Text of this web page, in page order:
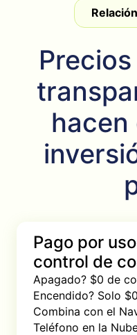
hacen
Pago por
control de
Apagado? $0 de
Encendido? Solo
Combina con el
Teléfono en la